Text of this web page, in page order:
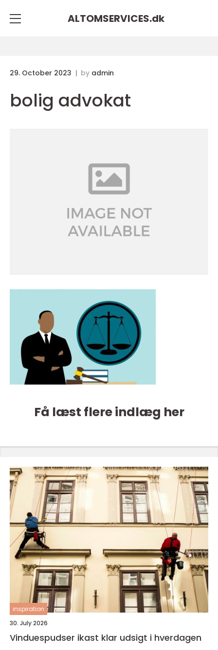
ALTOMSERVICES.dk
29. October 2023 by admin
bolig advokat
Få læst flere indlæg her
inspiration
30. July 2026
Vinduespudser ikast klar udsigt i hverdagen